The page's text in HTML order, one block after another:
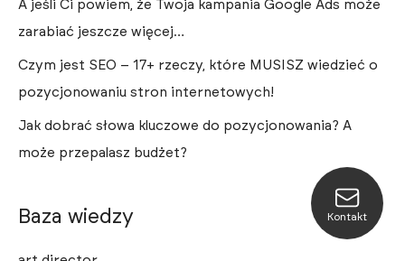
A jeśli Ci powiem, że Twoja kampania Google Ads może
zarabiać jeszcze więcej…
Czym jest SEO – 17+ rzeczy, które MUSISZ wiedzieć o
pozycjonowaniu stron internetowych!
Jak dobrać słowa kluczowe do pozycjonowania? A
może przepalasz budżet?
Baza wiedzy Kontakt